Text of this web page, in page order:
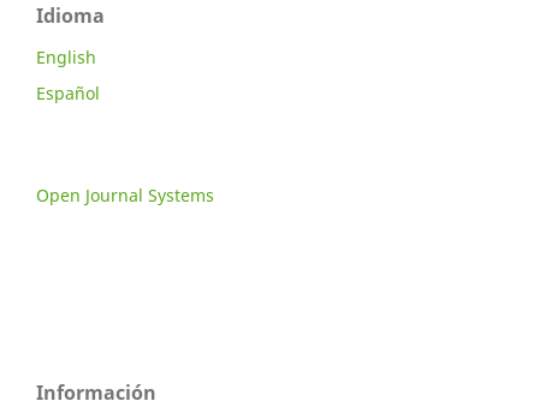
Idioma
English
Español
Open Journal Systems
Información